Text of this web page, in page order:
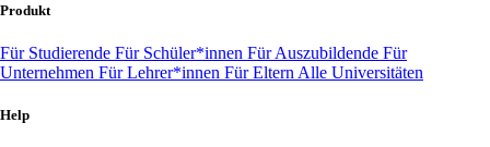
Produkt
Für Studierende Für Schüler*innen Für Auszubildende Für
Unternehmen Für Lehrer*innen Für Eltern Alle Universitäten
Help